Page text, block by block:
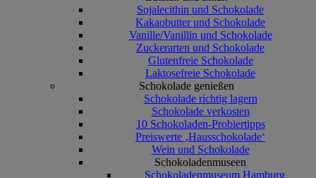
Sojalecithin und Schokolade
Kakaobutter und Schokolade
Vanille/Vanillin und Schokolade
Zuckerarten und Schokolade
Glutenfreie Schokolade
Laktosefreie Schokolade
Schokolade genießen
Schokolade richtig lagern
Schokolade verkosten
10 Schokoladen-Probiertipps
Preiswerte ‚Hausschokolade‘
Wein und Schokolade
Schokoladenmuseen
Schokoladenmuseum Hamburg